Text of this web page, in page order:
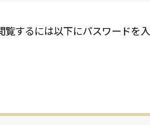
するには以下にパスワードを入